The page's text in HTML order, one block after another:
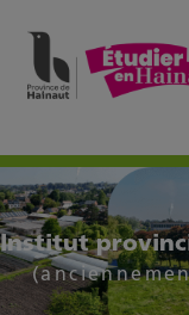
Institut